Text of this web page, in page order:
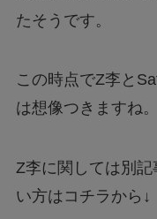
たそうです。
この時点でZ李と
は想像つきますね。
Z李に関しては別
い方はコチラから↓